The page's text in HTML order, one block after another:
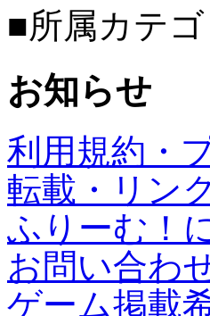
■所属カテゴ
お知らせ
利用規約・
転載・リン
ふりーむ！
お問い合わ
ゲーム掲載